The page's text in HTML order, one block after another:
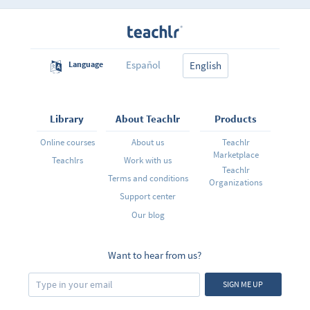
dependiendo de las formas en que queramos
formularlas, ya sean afirmativas, negativas o
interrogativas (preguntas) y también de los tiempos
Language Español English
Library
Online courses
Teachlrs
About Teachlr
About us
Work with us
Terms and conditions
Support center
Our blog
Products
Teachlr
Marketplace
Teachlr
Organizations
Want to hear from us?
SIGN ME UP